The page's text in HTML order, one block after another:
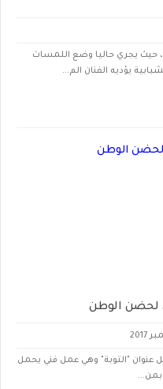
حيث يجري حاليا وضع اللمسات
يؤديه الفنان الم...
لحضن الوطن
عنوان "التوبة" وهي عمل فني يحمل
بمن...